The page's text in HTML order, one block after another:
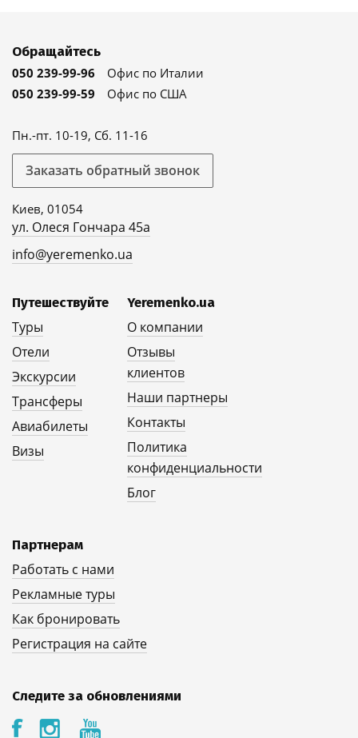
Обращайтесь
050 239-99-96
Офис по Италии
050 239-99-59
Офис по США
Пн.-пт. 10-19, Сб. 11-16
Заказать обратный звонок
Киев, 01054
ул. Олеся Гончара 45а
info@yeremenko.ua
Путешествуйте
Туры
Отели
Экскурсии
Трансферы
Авиабилеты
Визы
Yeremenko.ua
О компании
Отзывы
клиентов
Наши партнеры
Контакты
Политика
конфиденциальности
Блог
Партнерам
Работать с нами
Рекламные туры
Как бронировать
Регистрация на сайте
Следите за обновлениями